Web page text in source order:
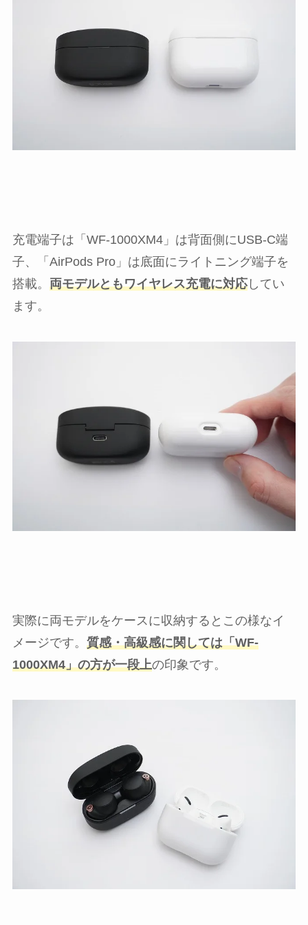
充電端子は「WF-1000XM4」は背面側にUSB-C端
子、「AirPods Pro」は底面にライトニング端子を
搭載。 両モデルともワイヤレス充電に対応してい
ます。
実際に両モデルをケースに収納するとこの様なイ
メージです。 質感・高級感に関しては「WF-
1000XM4」の方が一段上の印象です。